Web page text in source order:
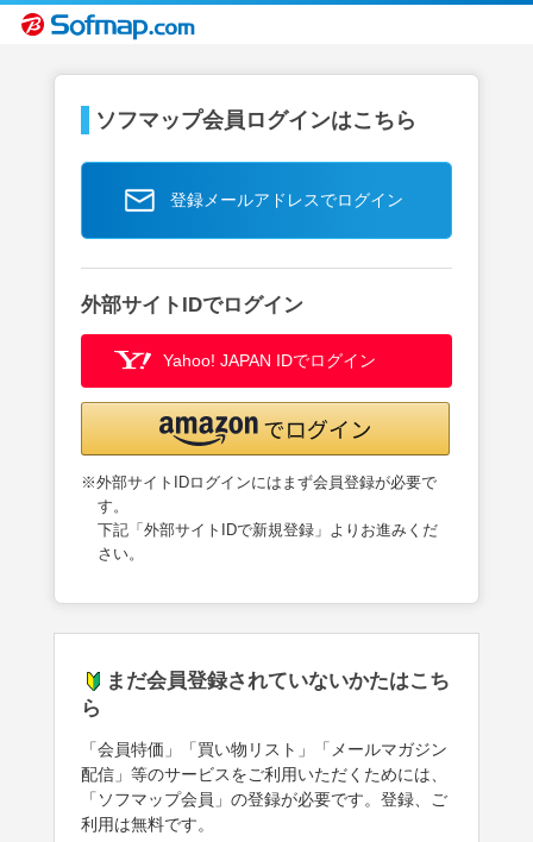
ソフマップ会員ログインはこちら
登録メールアドレスでログイン
外部サイトIDでログイン
Yahoo! JAPAN IDでログイン
※外部サイトIDログインにはまず会員登録が必要で
す。
下記「外部サイトIDで新規登録」よりお進みくだ
さい。
まだ会員登録されていないかたはこち
ら
「会員特価」「買い物リスト」「メールマガジン
配信」等のサービスをご利用いただくためには、
「ソフマップ会員」の登録が必要です。登録、ご
利用は無料です。